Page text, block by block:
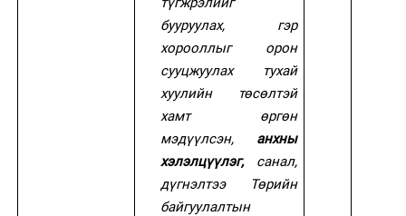
бууруулах, гэр
хорооллыг орон
сууцжуулах тухай
хуулийн төсөлтэй
хамт өргөн
мэдүүлсэн, анхны
хэлэлцүүлэг,санал,
дүгнэлтээ Төрийн
байгуулалтын